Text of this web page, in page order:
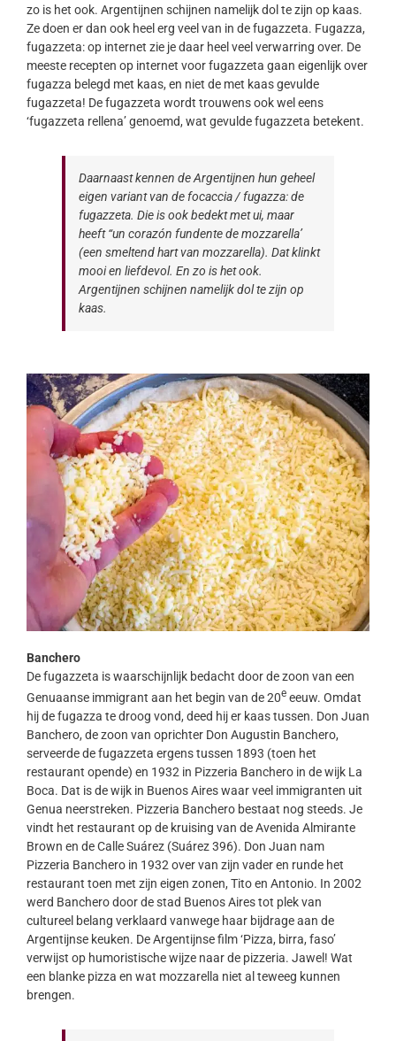
zo is het ook. Argentijnen schijnen namelijk dol te zijn op kaas.
Ze doen er dan ook heel erg veel van in de fugazzeta. Fugazza,
fugazzeta: op internet zie je daar heel veel verwarring over. De
meeste recepten op internet voor fugazzeta gaan eigenlijk over
fugazza belegd met kaas, en niet de met kaas gevulde
fugazzeta! De fugazzeta wordt trouwens ook wel eens
‘fugazzeta rellena’ genoemd, wat gevulde fugazzeta betekent.
Daarnaast kennen de Argentijnen hun geheel
eigen variant van de focaccia / fugazza: de
fugazzeta. Die is ook bedekt met ui, maar
heeft “un corazón fundente de mozzarella’
(een smeltend hart van mozzarella). Dat klinkt
mooi en liefdevol. En zo is het ook.
Argentijnen schijnen namelijk dol te zijn op
kaas.
Banchero
De fugazzeta is waarschijnlijk bedacht door de zoon van een
Genuaanse immigrant aan het begin van de 20e eeuw. Omdat
hij de fugazza te droog vond, deed hij er kaas tussen. Don Juan
Banchero, de zoon van oprichter Don Augustin Banchero,
serveerde de fugazzeta ergens tussen 1893 (toen het
restaurant opende) en 1932 in Pizzeria Banchero in de wijk La
Boca. Dat is de wijk in Buenos Aires waar veel immigranten uit
Genua neerstreken. Pizzeria Banchero bestaat nog steeds. Je
vindt het restaurant op de kruising van de Avenida Almirante
Brown en de Calle Suárez (Suárez 396). Don Juan nam
Pizzeria Banchero in 1932 over van zijn vader en runde het
restaurant toen met zijn eigen zonen, Tito en Antonio. In 2002
werd Banchero door de stad Buenos Aires tot plek van
cultureel belang verklaard vanwege haar bijdrage aan de
Argentijnse keuken. De Argentijnse film ‘Pizza, birra, faso’
verwijst op humoristische wijze naar de pizzeria. Jawel! Wat
een blanke pizza en wat mozzarella niet al teweeg kunnen
brengen.